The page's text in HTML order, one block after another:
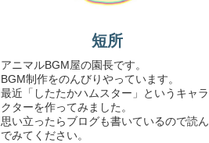
短所
アニマルBGM屋の園長です。
BGM制作をのんびりやっています。
最近「したたかハムスター」というキャラ
クターを作ってみました。
思い立ったらブログも書いているので読ん
でみてください。